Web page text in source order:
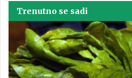
Trenutno se sadi